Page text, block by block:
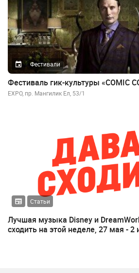
Фестивали
Фестиваль гик-культуры «COMIC
EXPO, пр. Мангилик Ел, 53/1
Статьи
Лучшая музыка Disney и
сходить на этой неделе, 27 мая - 2